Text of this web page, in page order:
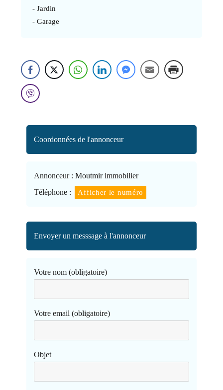
- Jardin
- Garage
Coordonnées de l'annonceur
Annonceur : Moutmir immobilier
Téléphone :
Afficher le numéro
Envoyer un messsage à l'annonceur
Votre nom (obligatoire)
Votre email (obligatoire)
Objet